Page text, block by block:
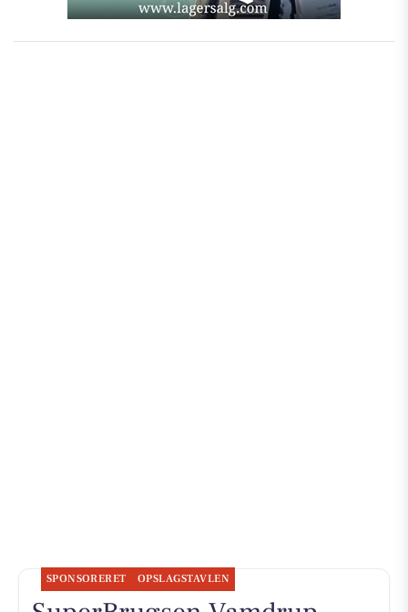
SPONSORERET OPSLAGSTAVLEN